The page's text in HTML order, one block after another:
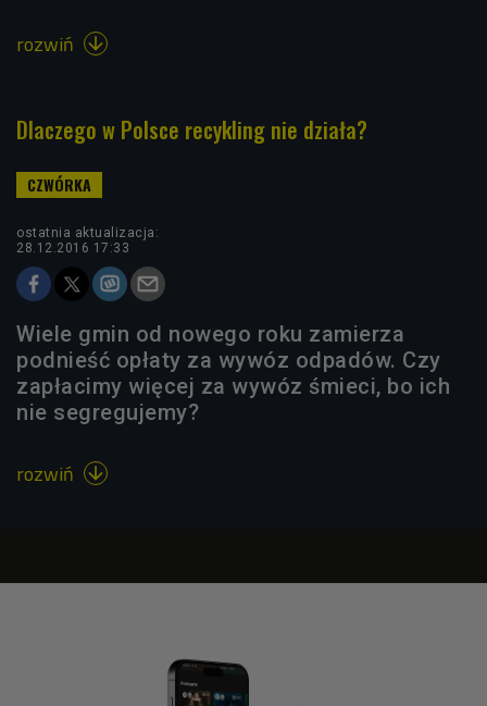
rozwiń 
Dlaczego w Polsce recykling nie działa?
ostatnia aktualizacja:
28.12.2016 17:33
Wiele gmin od nowego roku zamierza
podnieść opłaty za wywóz odpadów. Czy
zapłacimy więcej za wywóz śmieci, bo ich
nie segregujemy?
rozwiń 